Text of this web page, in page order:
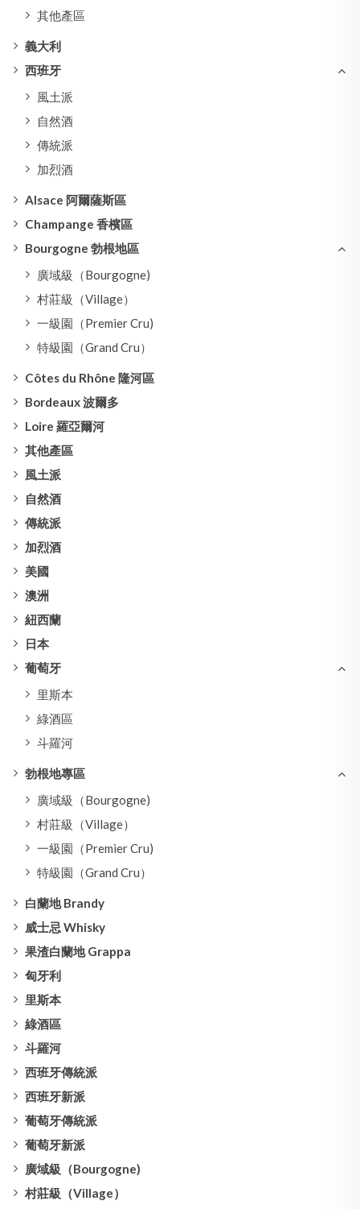
其他產區
義大利
西班牙
風土派
自然酒
傳統派
加烈酒
Alsace 阿爾薩斯區
Champange 香檳區
Bourgogne 勃根地區
廣域級（Bourgogne)
村莊級（Village）
一級園（Premier Cru)
特級園（Grand Cru）
Côtes du Rhône 隆河區
Bordeaux 波爾多
Loire 羅亞爾河
其他產區
風土派
自然酒
傳統派
加烈酒
美國
澳洲
紐西蘭
日本
葡萄牙
里斯本
綠酒區
斗羅河
勃根地專區
廣域級（Bourgogne)
村莊級（Village）
一級園（Premier Cru)
特級園（Grand Cru）
白蘭地 Brandy
威士忌 Whisky
果渣白蘭地 Grappa
匈牙利
里斯本
綠酒區
斗羅河
西班牙傳統派
西班牙新派
葡萄牙傳統派
葡萄牙新派
廣域級（Bourgogne)
村莊級（Village）